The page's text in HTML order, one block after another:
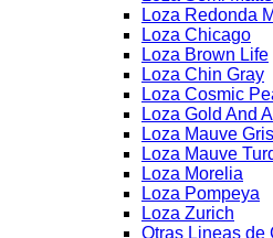
Loza Redonda
Loza Chicago
Loza Brown Life
Loza Chin Gray
Loza Cosmic
Loza Gold And
Loza Mauve Gris
Loza Mauve
Loza Morelia
Loza Pompeya
Loza Zurich
Otras Lineas de